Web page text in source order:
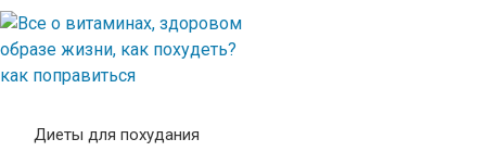
Диеты для похудания